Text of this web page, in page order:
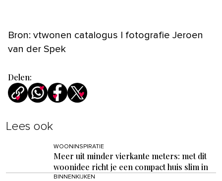
Bron: vtwonen catalogus | fotografie Jeroen
van der Spek
Delen:
Lees ook
WOONINSPIRATIE
Meer uit minder vierkante meters: met dit
woonidee richt je een compact huis slim in
BINNENKIJKEN